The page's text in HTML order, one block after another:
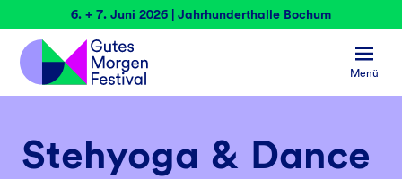
6. + 7. Juni 2026 | Jahrhunderthalle Bochum
Menü
Stehyoga & Dance